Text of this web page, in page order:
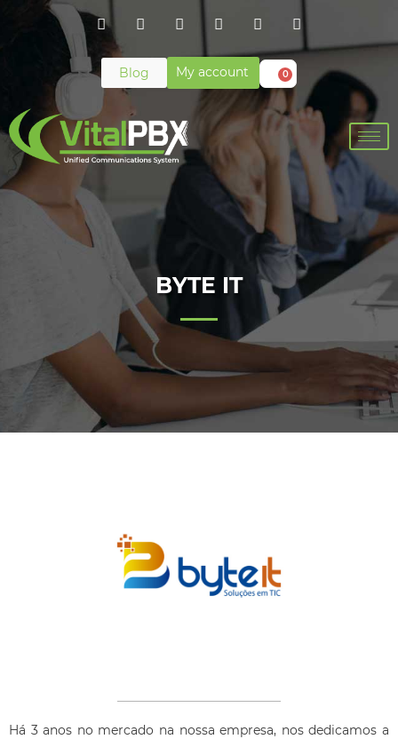
Blog My account 0
BYTE IT
Há 3 anos no mercado na nossa empresa, nos dedicamos a